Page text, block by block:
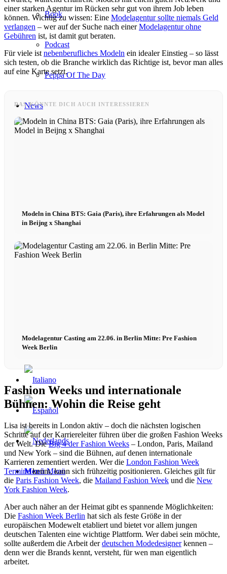
Book
Podcast
Peppa Of The Day
News
Kontakt
x YouTube
Menü Menü
einer starken Agentur im Rücken sehr gut von ihrem Job leben
können. Wichtig zu wissen: Eine Modelagentur sollte niemals Geld
verlangen – wer auf der Suche nach einerModelagentur ohne
Gebühren ist, ist damit gut beraten.
Für viele ist nebenberufliches Modeln ein idealer Einstieg – so lässt
sich testen, ob die Branche wirklich das Richtige ist, bevor man alles
auf eine Karte setzt.
DAS KÖNNTE DICH AUCH INTERESSIEREN
Modeln in China BTS: Gaia (Paris), ihre Erfahrungen als Model
in Beijng x Shanghai
Modelagentur Casting am 22.06. in Berlin Mitte: Pre Fashion
Week Berlin
Fashion Weeks und internationale
Bühnen: Wohin die Reise geht
Lisa ist bereits in London aktiv – doch die nächsten logischen
Schritte auf der Karriereleiter führen über die großen Fashion Weeks
der Welt. DieBig 4 der Fashion Weeks – London, Paris, Mailand
und New York – sind die Bühnen, auf denen internationale
Karrieren zementiert werden. Wer die London Fashion Week
Terminekennt, kann sich frühzeitig positionieren. Gleiches gilt für
die Paris Fashion Week, die Mailand Fashion Week und die New
York Fashion Week.
Aber auch näher an der Heimat gibt es spannende Möglichkeiten:
Die Fashion Week Berlin hat sich als feste Größe in der
europäischen Modewelt etabliert und bietet vor allem jungen
deutschen Talenten eine wichtige Plattform. Wer dabei sein möchte,
sollte außerdem die Arbeit derdeutschen Modedesignerkennen –
denn wer die Brands kennt, versteht, für wen man eigentlich
arbeitet.